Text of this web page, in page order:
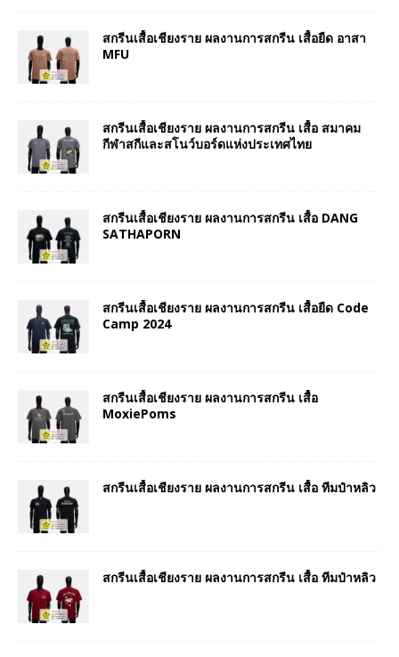
สกรีนเสื้อเชียงราย ผลงานการสกรีน เสื้อยืด อาสา
MFU
สกรีนเสื้อเชียงราย ผลงานการสกรีน เสื้อ สมาคม
กีฬาสกีและสโนว์บอร์ดแห่งประเทศไทย
สกรีนเสื้อเชียงราย ผลงานการสกรีน เสื้อ DANG
SATHAPORN
สกรีนเสื้อเชียงราย ผลงานการสกรีน เสื้อยืด Code
Camp 2024
สกรีนเสื้อเชียงราย ผลงานการสกรีน เสื้อ
MoxiePoms
สกรีนเสื้อเชียงราย ผลงานการสกรีน เสื้อ ทีมป๋าหลิว
สกรีนเสื้อเชียงราย ผลงานการสกรีน เสื้อ ทีมป๋าหลิว